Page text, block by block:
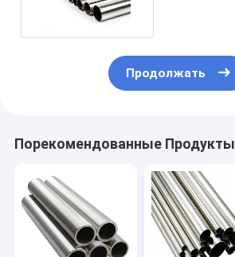
Продолжать
Порекомендованные Продукты